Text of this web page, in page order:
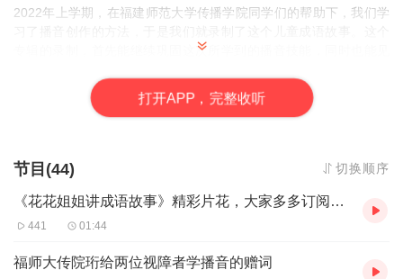
2022年上学期，在福建师范大学传播学院同学们的帮助下，我们学
专辑的录制，首先能继续巩固这次所学到的播音技能，同时也能见
播音知识将中国的传统文化通过声波传递给下一代小小朋友们。
每天晚上八点更新一集！
打开APP，完整收听
节目(44) 切换顺序
《花花姐姐讲成语故事》精彩片花，大家多多订阅、打call、评论哦！
441 01:44
福师大传院珩给两位视障者学播音的赠词